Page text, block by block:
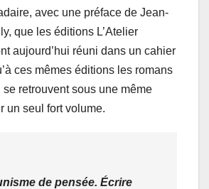
avec une préface de Jean-
que les éditions L’Atelier
aujourd’hui réuni dans un cahier
ces mêmes éditions les romans
retrouvent sous une même
un seul fort volume.
de pensée. Écrire